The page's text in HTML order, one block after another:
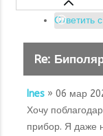
Ответить
Re:
Ines » 06 мар
Хочу
прибор. Я даже